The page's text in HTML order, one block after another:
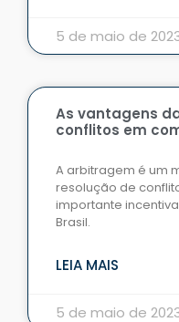
5 de maio de
As vantagens
conflitos em
A arbitragem é um
resolução de
importante
Brasil.
LEIA MAIS
5 de maio de